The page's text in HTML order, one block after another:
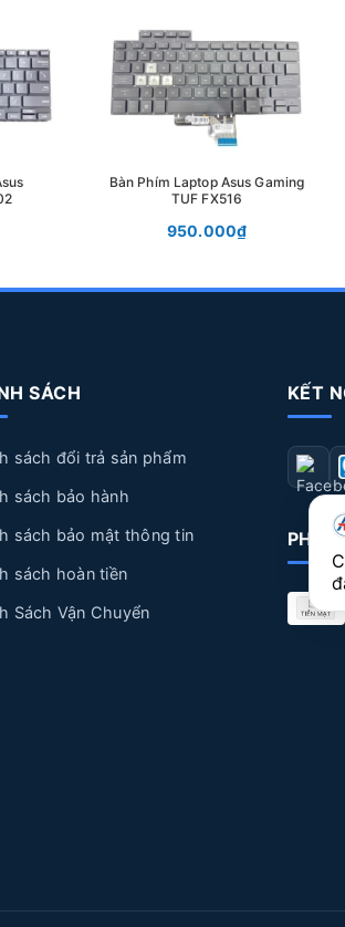
Bàn Phím Laptop Asus Gaming
TUF FX516
950.000₫
SÁCH
sách đổi trả sản phẩm
sách bảo hành
sách bảo mật thông tin
sách hoàn tiền
Sách Vận Chuyển
KẾT